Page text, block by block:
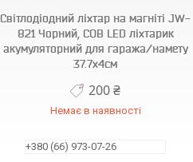
Світлодіодний ліхтар на магніті JW-
821 Чорний, COB LED ліхтарик
акумуляторний для гаража/намету
37.7х4см
200 ₴
Немає в наявності
+380 (66) 973-07-26